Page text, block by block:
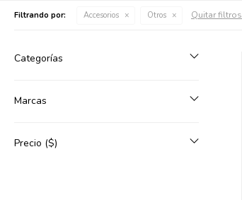
Filtrando por: Accesorios Otros Quitar filtros
Categorías
Marcas
Precio ($)